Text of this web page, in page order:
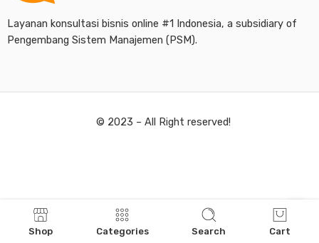
Layanan konsultasi bisnis online #1 Indonesia, a subsidiary of
Pengembang Sistem Manajemen (PSM).
© 2023 – All Right reserved!
Shop Categories Search Cart